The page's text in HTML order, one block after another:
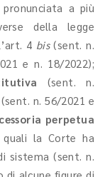
a più
della legge
4 bis(sent. n.
e n. 18/2022);
(sent. n.
n. 56/2021 e
perpetua
la Corte ha
sistema (sent. n.